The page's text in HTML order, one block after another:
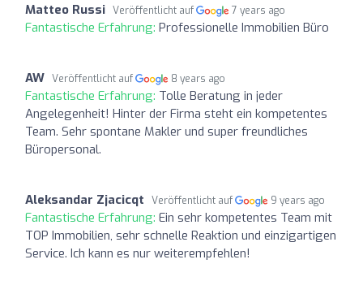
Matteo Russi Veröffentlicht auf 7 years ago
Fantastische Erfahrung: Professionelle Immobilien Büro
AW Veröffentlicht auf 8 years ago
Fantastische Erfahrung: Tolle Beratung in jeder
Angelegenheit! Hinter der Firma steht ein kompetentes
Team. Sehr spontane Makler und super freundliches
Büropersonal.
Aleksandar Zjacicqt Veröffentlicht auf 9 years ago
Fantastische Erfahrung: Ein sehr kompetentes Team mit
TOP Immobilien, sehr schnelle Reaktion und einzigartigen
Service. Ich kann es nur weiterempfehlen!